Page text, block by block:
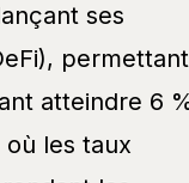
ses
permettant
atteindre 6
les taux